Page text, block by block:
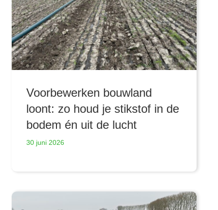
Voorbewerken bouwland
loont: zo houd je stikstof in de
bodem én uit de lucht
30 juni 2026